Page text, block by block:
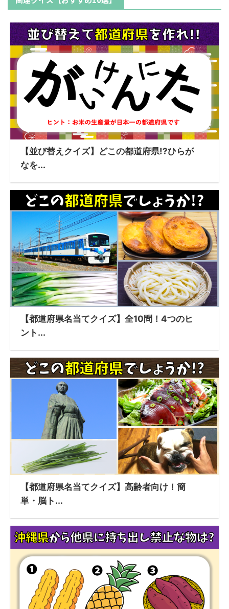
【並び替えクイズ】どこの都道府県!?ひらが
なを...
【都道府県名当てクイズ】全10問！4つのヒ
ント...
【都道府県名当てクイズ】高齢者向け！簡
単・脳ト...